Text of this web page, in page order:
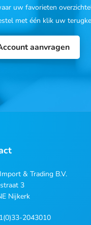
uw favorieten
met één klik uw
aanvragen
& Trading B.V.
3
Nijkerk
2043010